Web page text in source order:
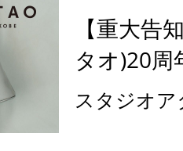
【重大告
タオ)20周
スタジオ